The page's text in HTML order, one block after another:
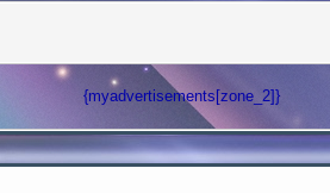
{myadvertisements[zone_2]}